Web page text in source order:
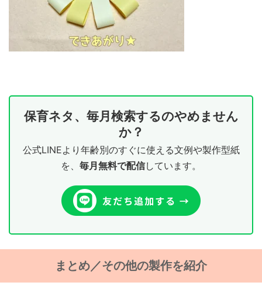
保育ネタ、毎月検索するのやめません
か？
公式LINEより年齢別のすぐに使える文例や製作型紙
を、 毎月無料で配信しています。
まとめ／その他の製作を紹介